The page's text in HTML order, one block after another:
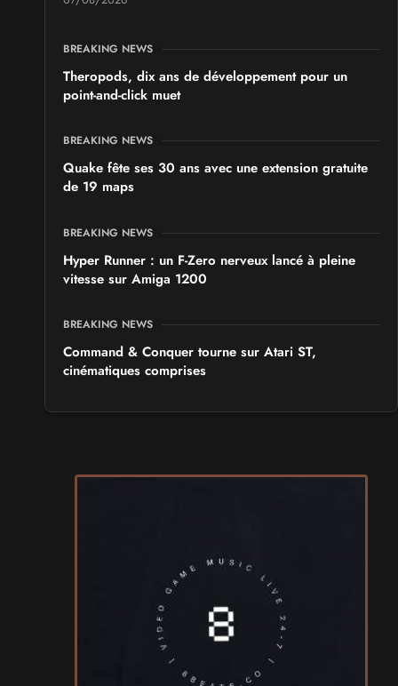
BREAKING NEWS
Theropods, dix ans de développement pour un
point-and-click muet
BREAKING NEWS
Quake fête ses 30 ans avec une extension gratuite
de 19 maps
BREAKING NEWS
Hyper Runner : un F-Zero nerveux lancé à pleine
vitesse sur Amiga 1200
BREAKING NEWS
Command & Conquer tourne sur Atari ST,
cinématiques comprises